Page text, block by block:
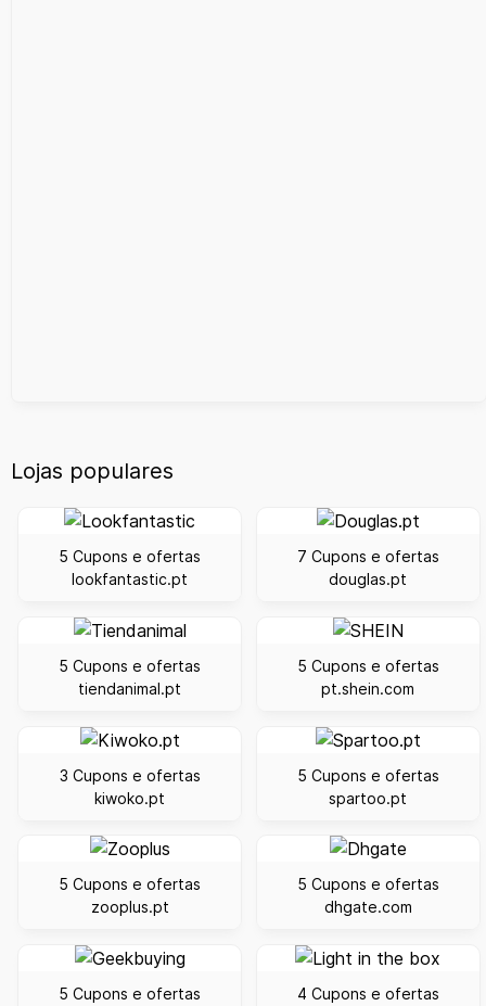
Lojas populares
5 Cupons e ofertas
lookfantastic.pt
7 Cupons e ofertas
douglas.pt
5 Cupons e ofertas
tiendanimal.pt
5 Cupons e ofertas
pt.shein.com
3 Cupons e ofertas
kiwoko.pt
5 Cupons e ofertas
spartoo.pt
5 Cupons e ofertas
zooplus.pt
5 Cupons e ofertas
dhgate.com
5 Cupons e ofertas
4 Cupons e ofertas